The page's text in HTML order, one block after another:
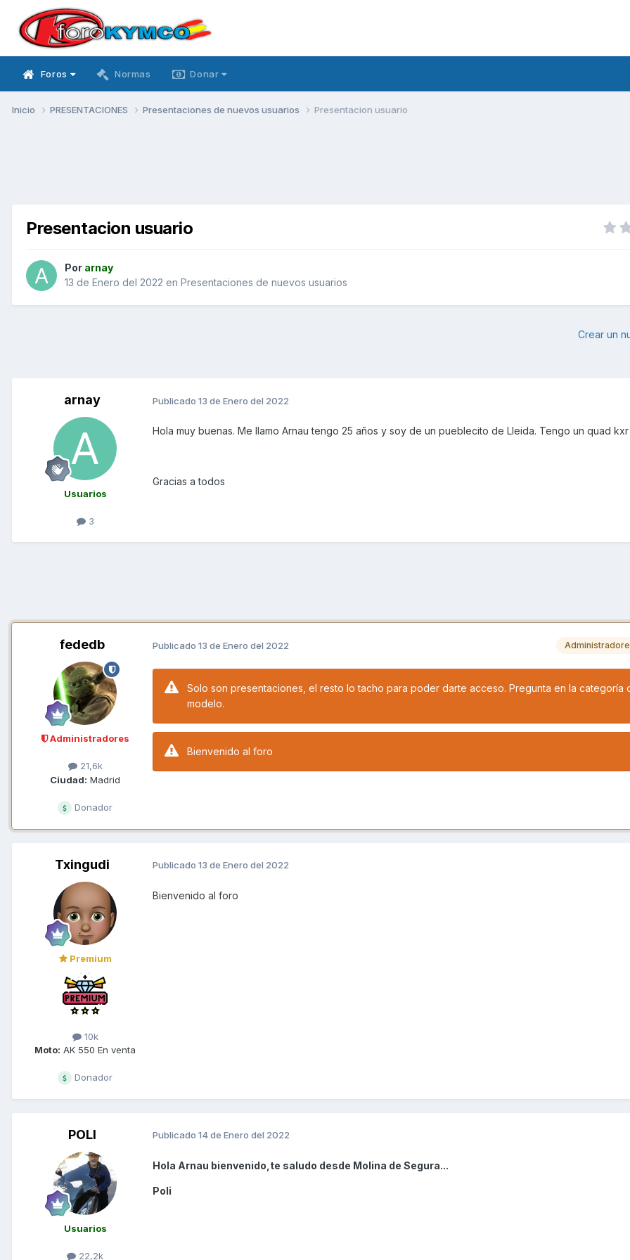
Foros Normas Donar
Inicio PRESENTACIONES Presentaciones de nuevos usuarios Presentacion usuario
Presentacion usuario
Por arnay
13 de Enero del 2022 en Presentaciones de nuevos usuarios
Crear un
arnay
Usuarios
3
Publicado 13 de Enero del 2022
Hola muy buenas. Me llamo Arnau tengo 25 años y soy de un pueblecito de Lleida. Tengo un quad
Gracias a todos
fededb
Administradores
21,6k
Ciudad: Madrid
Donador
Publicado 13 de Enero del 2022
Solo son presentaciones, el resto lo tacho para poder darte acceso. Pregunta en la categoría
modelo.
Bienvenido al foro
Txingudi
Premium
10k
Moto: AK 550 En venta
Donador
Publicado 13 de Enero del 2022
Bienvenido al foro
POLI
Usuarios
22,2k
Publicado 14 de Enero del 2022
Hola Arnau bienvenido,te saludo desde Molina de Segura...
Poli